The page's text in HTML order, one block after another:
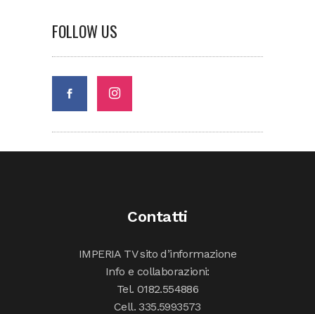
FOLLOW US
Contatti
IMPERIA TV sito d’informazione
Info e collaborazioni:
Tel. 0182.554886
Cell. 335.5993573